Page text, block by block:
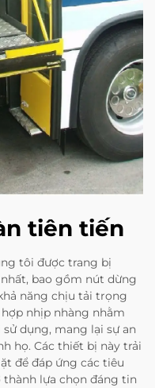
tiên tiến
tôi được trang bị
bao gồm nút dừng
năng chịu tải trọng
nhịp nhàng nhằm
dụng, mang lại sự an
họ. Các thiết bị này trải
để đáp ứng các tiêu
lựa chọn đáng tin